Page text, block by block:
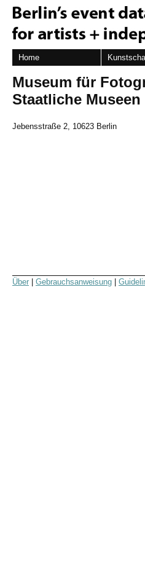
Home
Museum für
Staatliche
Jebensstraße 2, 10623 Berlin
Über Gebrauchsanweisung